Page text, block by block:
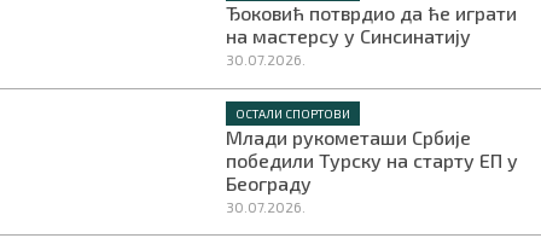
Ђоковић потврдио да ће играти
на мастерсу у Синсинатију
30.07.2026.
ОСТАЛИ СПОРТОВИ
Млади рукометаши Србије
победили Турску на старту ЕП у
Београду
30.07.2026.